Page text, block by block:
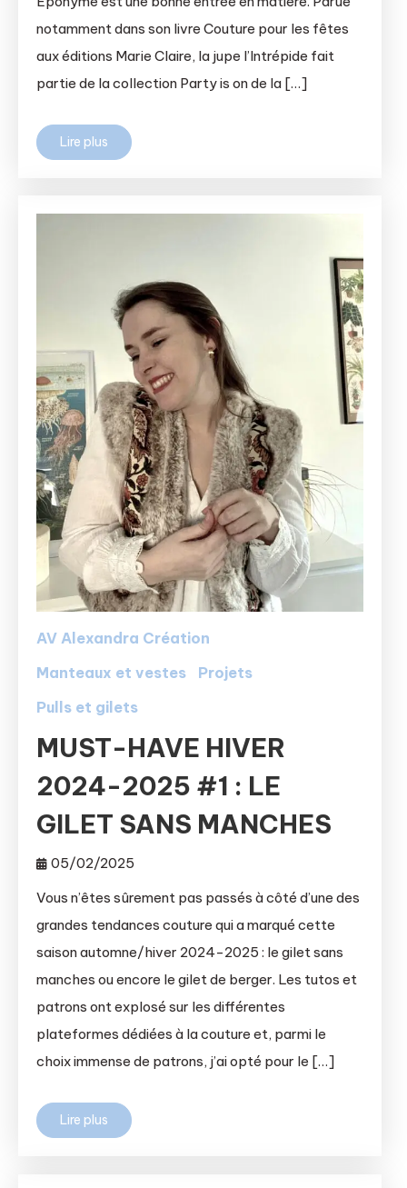
notamment dans son livre Couture pour les fêtes
aux éditions Marie Claire, la jupe l’Intrépide fait
partie de la collection Party is on de la […]
Lire plus
AV Alexandra Création
Manteaux et vestes
Projets
Pulls et gilets
MUST-HAVE HIVER
2024-2025 #1 : LE
GILET SANS MANCHES
05/02/2025
Vous n’êtes sûrement pas passés à côté d’une des
grandes tendances couture qui a marqué cette
saison automne/hiver 2024-2025 : le gilet sans
manches ou encore le gilet de berger. Les tutos et
patrons ont explosé sur les différentes
plateformes dédiées à la couture et, parmi le
choix immense de patrons, j’ai opté pour le […]
Lire plus